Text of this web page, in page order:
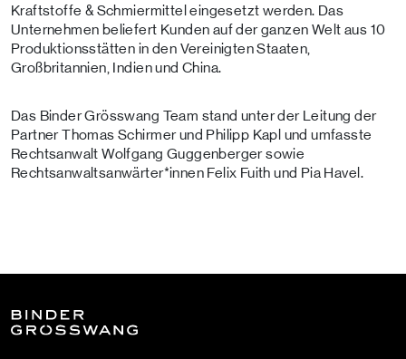
Kraftstoffe & Schmiermittel eingesetzt werden. Das
Unternehmen beliefert Kunden auf der ganzen Welt aus 10
Produktionsstätten in den Vereinigten Staaten,
Großbritannien, Indien und China.
Das Binder Grösswang Team stand unter der Leitung der
Partner Thomas Schirmer und Philipp Kapl und umfasste
Rechtsanwalt Wolfgang Guggenberger sowie
Rechtsanwaltsanwärter*innen Felix Fuith und Pia Havel.